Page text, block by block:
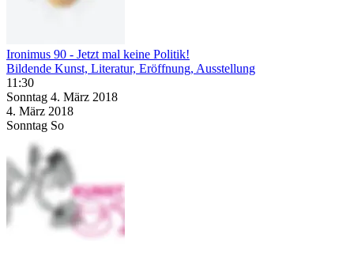
Ironimus 90 - Jetzt mal keine Politik!
Bildende Kunst, Literatur, Eröffnung, Ausstellung
11:30
Sonntag 4. März 2018
4. März 2018
Sonntag So